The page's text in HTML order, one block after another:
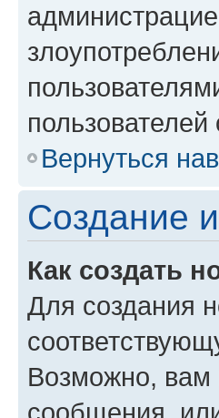
пользователей
Вернуться
Создание
Как создать
Для создания
Возможно, вам